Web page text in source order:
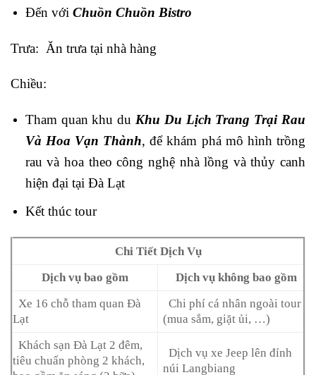
Đến với Chuồn Chuồn Bistro
Trưa: Ăn trưa tại nhà hàng
Chiều:
Tham quan khu du Khu Du Lịch Trang Trại Rau
Và Hoa Vạn Thành, để khám phá mô hình trồng
rau và hoa theo công nghệ nhà lồng và thủy canh
hiện đại tại Đà Lạt
Kết thúc tour
Chi Tiết Dịch Vụ
Dịch vụ bao gồm
Dịch vụ không bao gồm
Xe 16 chỗ tham quan Đà
Lạt
Chi phí cá nhân ngoài tour
(mua sắm, giặt ủi, …)
Khách sạn Đà Lạt 2 đêm,
tiêu chuẩn phòng 2 khách,
Dịch vụ xe Jeep lên đỉnh
núi Langbiang